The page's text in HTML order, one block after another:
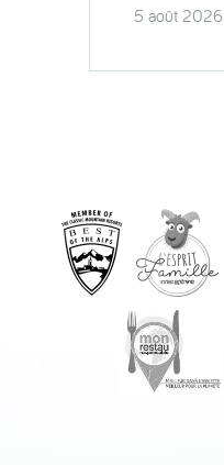
5 août 2026